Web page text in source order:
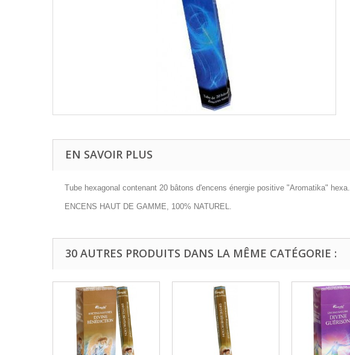
EN SAVOIR PLUS
Tube hexagonal contenant 20 bâtons d'encens énergie positive "Aromatika" hexa.
ENCENS HAUT DE GAMME, 100% NATUREL.
30 AUTRES PRODUITS DANS LA MÊME CATÉGORIE :